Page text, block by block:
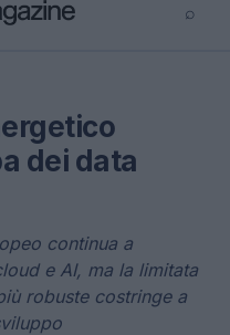
⌕
dei data
continua a
e AI, ma la limitata
robuste costringe a